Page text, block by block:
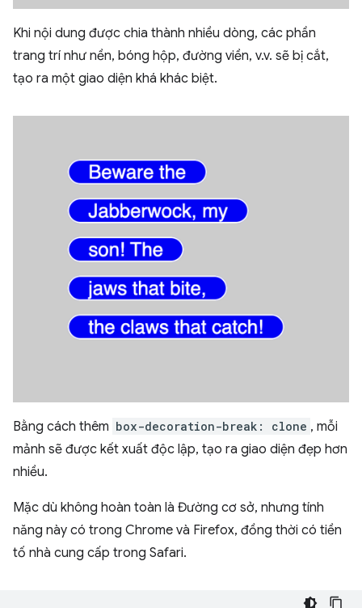
Khi nội dung được chia thành nhiều dòng, các phần
trang trí như nền, bóng hộp, đường viền, v.v. sẽ bị cắt,
tạo ra một giao diện khá khác biệt.
Bằng cách thêm box-decoration-break: clone , mỗi
mảnh sẽ được kết xuất độc lập, tạo ra giao diện đẹp hơn
nhiều.
Mặc dù không hoàn toàn là Đường cơ sở, nhưng tính
năng này có trong Chrome và Firefox, đồng thời có tiền
tố nhà cung cấp trong Safari.